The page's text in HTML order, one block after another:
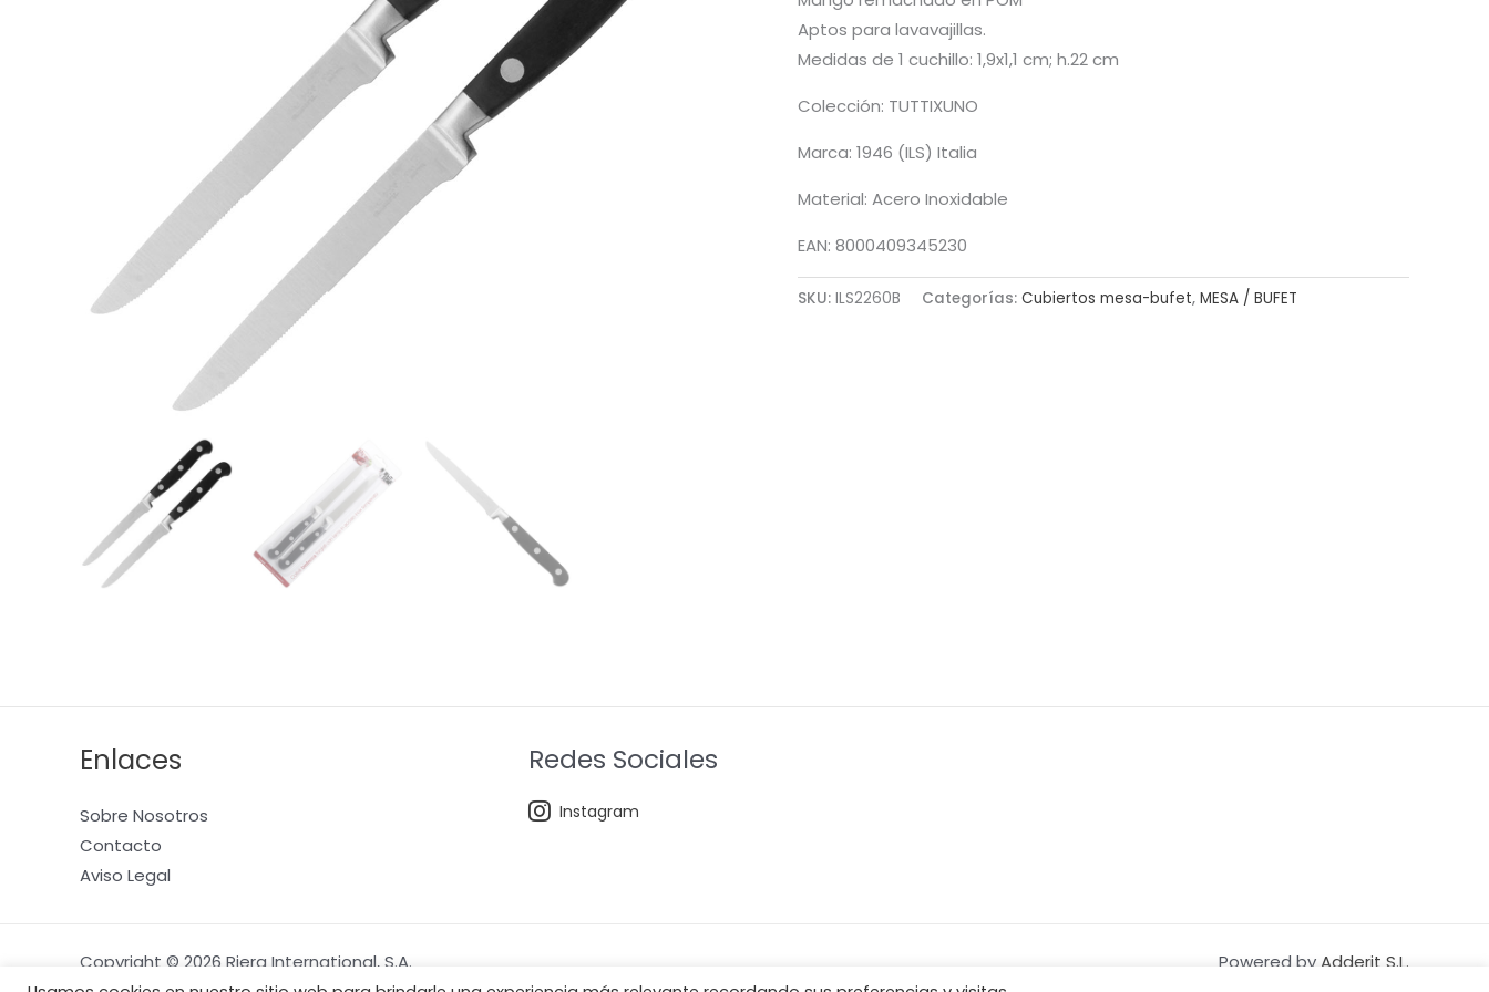
Aptos para lavavajillas.
Medidas de 1 cuchillo: 1,9x1,1 cm; h.22 cm
Colección: TUTTIXUNO
Marca: 1946 (ILS) Italia
Material: Acero Inoxidable
EAN: 8000409345230
SKU: ILS2260B Categorías: Cubiertos mesa-bufet, MESA / BUFET
Enlaces
Sobre Nosotros
Contacto
Aviso Legal
Redes Sociales
Instagram
Copyright © 2026 Riera International, S.A. Powered by Adderit S.L.